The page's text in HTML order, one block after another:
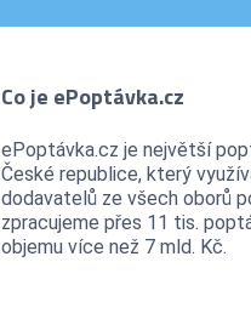
Co je ePoptávka.cz
ePoptávka.cz je největší
České republice, který
dodavatelů ze všech oborů
zpracujeme přes 11 tis.
objemu více než 7 mld. Kč.